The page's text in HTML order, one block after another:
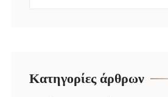
Κατηγορίες άρθρων